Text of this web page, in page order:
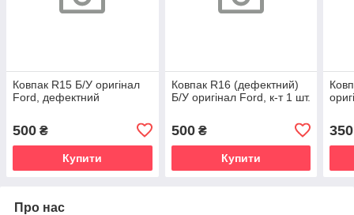
Ковпак R15 Б/У оригінал
Ford, дефектний
500 ₴
Купити
Ковпак R16 (дефектний)
Б/У оригінал Ford, к-т 1 шт.
500₴
Купити
350
Про нас